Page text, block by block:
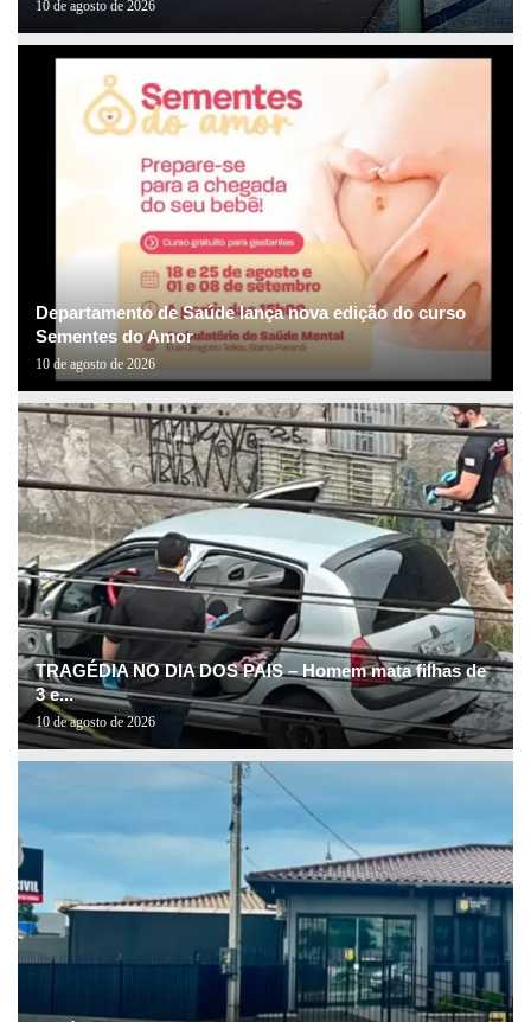
10 de agosto de 2026
Departamento de Saúde lança nova edição do curso
Sementes do Amor
10 de agosto de 2026
TRAGÉDIA NO DIA DOS PAIS – Homem mata filhas de
3 e...
10 de agosto de 2026